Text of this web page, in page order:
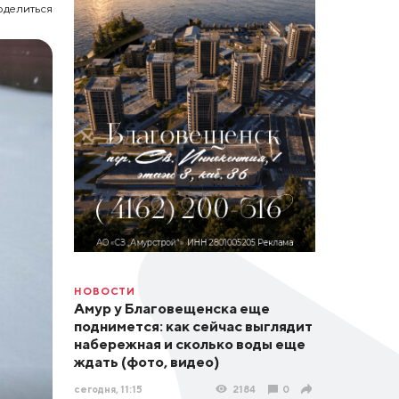
НОВОСТИ
Амур у Благовещенска еще
поднимется: как сейчас выглядит
набережная и сколько воды еще
ждать (фото, видео)
сегодня, 11:15 2184 0